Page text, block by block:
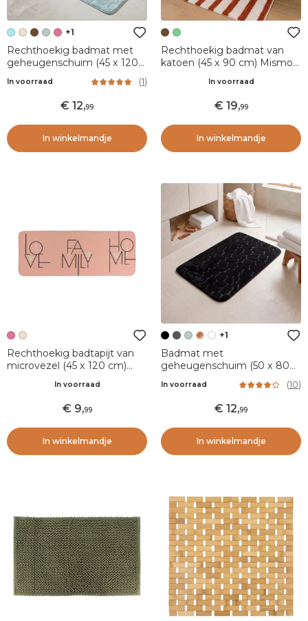
+1
Rechthoekig badmat met
geheugenschuim (45 x 120
In voorraad (1)
12,99
In winkelmandje
Rechthoekig badmat van
katoen (45 x 90 cm) Mismo
In voorraad
19,99
In winkelmandje
Rechthoekig badtapijt van
microvezel (45 x 120 cm)
In voorraad
9,99
In winkelmandje
+1
Badmat met
geheugenschuim (50 x 80
In voorraad (10)
12,99
In winkelmandje